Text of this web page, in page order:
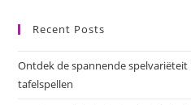
Recent Posts
Ontdek de spannende spelvariëteit
tafelspellen